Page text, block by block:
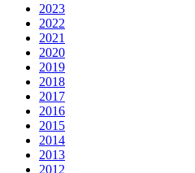
2023
2022
2021
2020
2019
2018
2017
2016
2015
2014
2013
2012